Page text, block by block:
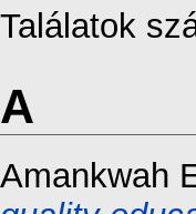
Találatok
A
Amankwah